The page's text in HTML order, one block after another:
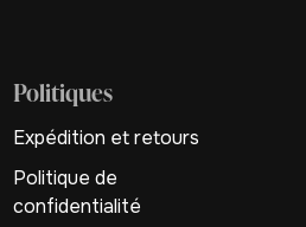
Politiques
Expédition et retours
Politique de
confidentialité